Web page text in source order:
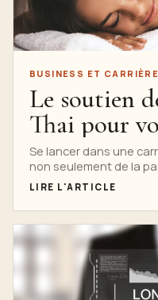
BUSINESS ET
Le soutien
Thai pour
massage
Se lancer dans une
non seulement de la
formation et un soutien
LIRE L'ARTICLE